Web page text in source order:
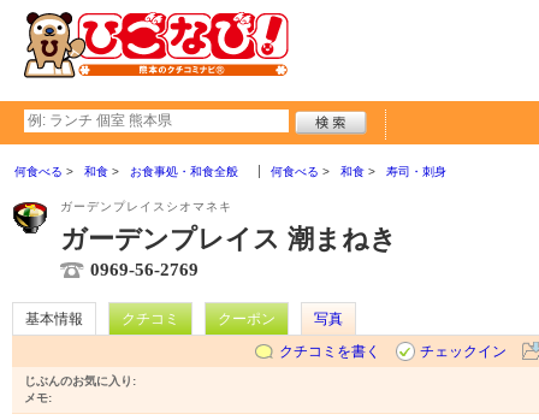
何食べる 和食 お食事処・和食全般 何食べる 和食 寿司・刺身
ガーデンプレイスシオマネキ
ガーデンプレイス 潮まねき
0969-56-2769
基本情報 クチコミ クーポン
写真
クチコミを書く
チェックイン
じぶんのお気に入り:
メモ: